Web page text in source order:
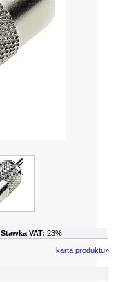
Stawka VAT: 23%
karta produktu»